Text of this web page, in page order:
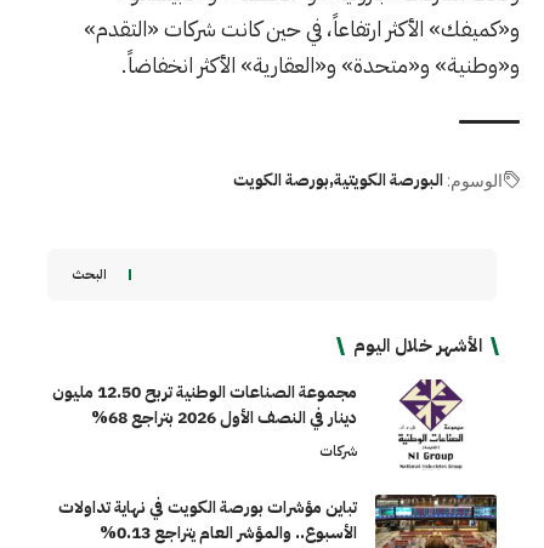
و«كميفك» الأكثر ارتفاعاً، في حين كانت شركات «التقدم»
و«وطنية» و«متحدة» و«العقارية» الأكثر انخفاضاً.
الوسوم: البورصة الكويتيةبورصة الكويت
البحث
الأشهر خلال اليوم
مجموعة الصناعات الوطنية تربح 12.50 مليون
دينار في النصف الأول 2026 بتراجع 68%
شركات
تباين مؤشرات بورصة الكويت في نهاية تداولات
الأسبوع.. والمؤشر العام يتراجع 0.13%